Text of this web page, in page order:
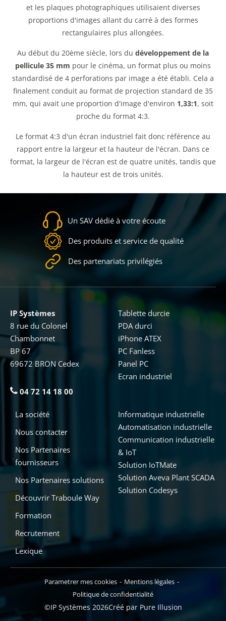
Ajouter au devis
et les plaques photographiques utilisaient diverses
proportions d'images allant du carré à des formes
rectangulaires plus allongées.
Au début du 20ème siècle, lors du développement de la
pellicule 35 mm pour le cinéma, un format plus ou moins
standardisé de 4 perforations par image a été établi. Cela a
finalement conduit au format de projection standard de 35
mm, qui avait une proportion d'image d'environ 1,33:1, soit
proche du format 4:3.
Le format 4:3 d'un écran industriel fait donc référence au
rapport entre la largeur et la hauteur de l'écran. Dans ce
format, la largeur de l'écran est de quatre unités, tandis que
la hauteur est de trois unités.
Un SAV dédié à votre écoute
Des produits et service de qualité
Des partenariats privilégiés
IP Systèmes
8 rue du Colonel
Chambonnet
BP 67
69672 BRON Cedex
04 72 14 18 00
Informatique industrielle
Automatisation industrielle
Communication industrielle
& IoT
Solution IoTMate
Solution Aveva Plant SCADA
Solution Codesys
Tablette durcie
PDA durci
iPhone ATEX
PC Fanless
Panel PC
Ecran industriel
La société
Nous contacter
Nos Partenaires
fournisseurs
Nos Partenaires solutions
Découvrir Traboule Way
Formation
Recrutement
Lexique
Parametrer mes cookies
Mentions légales
Politique de confidentialité
©IP Systèmes 2026Créé par Pure Illusion